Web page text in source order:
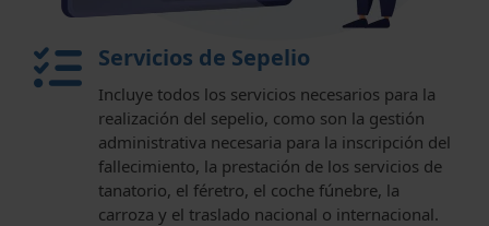
Servicios de Sepelio
Incluye todos los servicios necesarios para la
realización del sepelio, como son la gestión
administrativa necesaria para la inscripción del
fallecimiento, la prestación de los servicios de
tanatorio, el féretro, el coche fúnebre, la
carroza y el traslado nacional o internacional.